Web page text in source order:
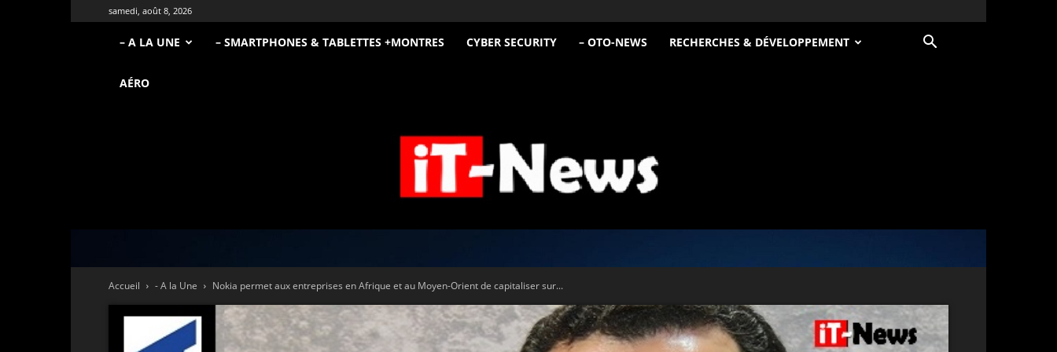
samedi, août 8, 2026
– A LA UNE – SMARTPHONES & TABLETTES +MONTRES CYBER SECURITY – OTO-NEWS RECHERCHES & DÉVELOPPEMENT
AÉRO
iT
Accueil
- A la Une Nokia permet aux entreprises en Afrique et au Moyen-Orient de capitaliser sur...